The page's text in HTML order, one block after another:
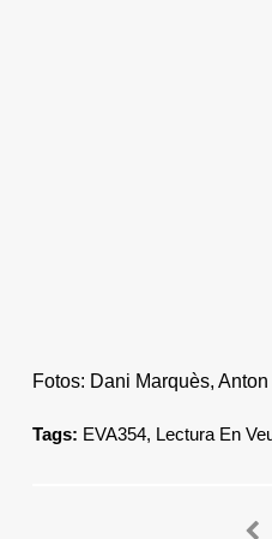
Fotos: Dani Marquès,
Tags: EVA354, Lectura En